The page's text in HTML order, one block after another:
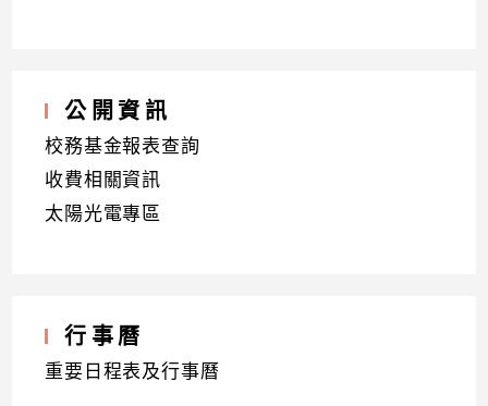
公開資訊
校務基金報表查詢
收費相關資訊
太陽光電專區
行事曆
重要日程表及行事曆